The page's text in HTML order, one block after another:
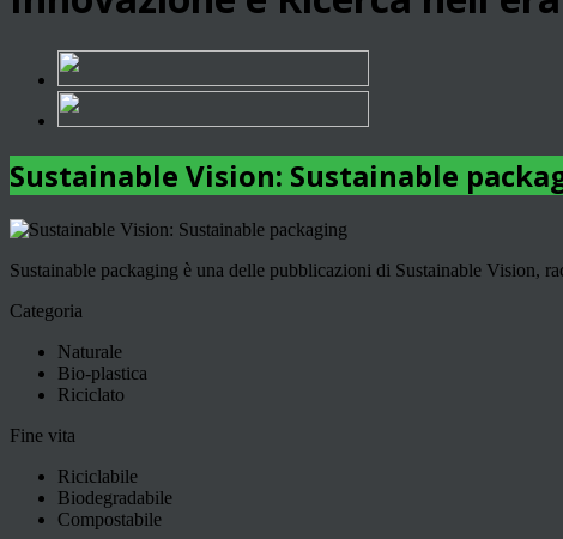
Sustainable Vision: Sustainable
Sustainable packaging è una delle pubblicazioni di Sustainable Vision,
Categoria
Naturale
Bio-plastica
Riciclato
Fine vita
Riciclabile
Biodegradabile
Compostabile